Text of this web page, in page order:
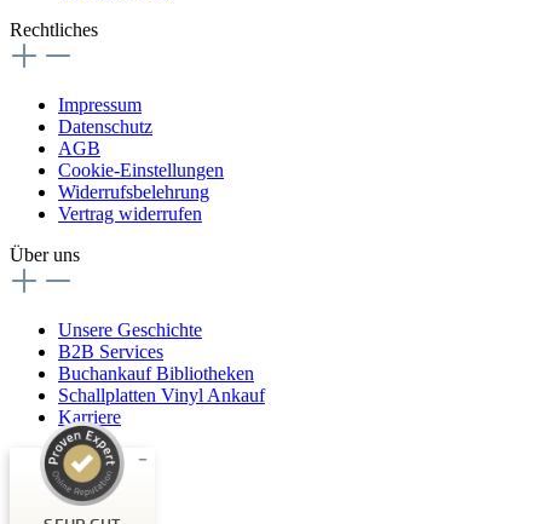
Rechtliches
Impressum
Datenschutz
AGB
Cookie-Einstellungen
Widerrufsbelehrung
Vertrag widerrufen
Über uns
Unsere Geschichte
B2B Services
Buchankauf Bibliotheken
Schallplatten Vinyl Ankauf
Karriere
Kundenbewertungen und Erfahrungen zu